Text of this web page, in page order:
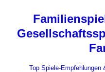
springen
Top Spiele-